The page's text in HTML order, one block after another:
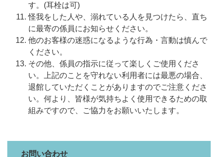
す。(耳栓は可)
怪我をした人や、溺れている人を見つけたら、直ち
に最寄の係員にお知らせください。
他のお客様の迷惑になるような行為・言動は慎んで
ください。
その他、係員の指示に従って楽しくご使用くださ
い。上記のことを守れない利用者には最悪の場合、
退館していただくことがありますのでご注意くださ
い。何より、皆様が気持ちよく使用できるための取
組みですので、ご協力をお願いいたします。
お問い合わせ